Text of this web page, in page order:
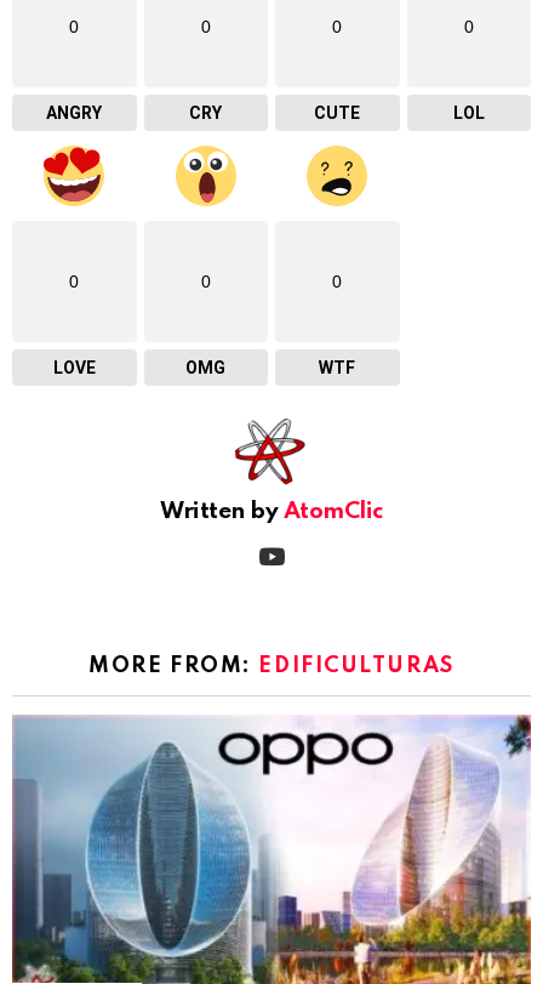
0
ANGRY
0
CRY
0
CUTE
0
LOL
0
LOVE
0
OMG
0
WTF
Written by AtomClic
MORE FROM: EDIFICULTURAS